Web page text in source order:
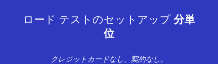
ロード テストのセットアップ 分単
位
クレジットカードなし、契約なし。